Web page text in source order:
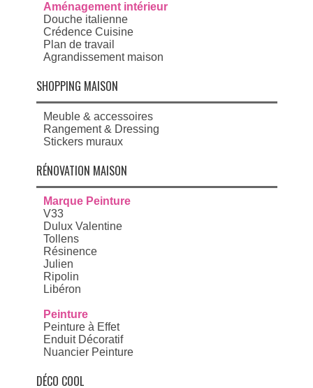
Aménagement intérieur
Douche italienne
Crédence Cuisine
Plan de travail
Agrandissement maison
SHOPPING MAISON
Meuble & accessoires
Rangement & Dressing
Stickers muraux
RÉNOVATION MAISON
Marque Peinture
V33
Dulux Valentine
Tollens
Résinence
Julien
Ripolin
Libéron
Peinture
Peinture à Effet
Enduit Décoratif
Nuancier Peinture
DÉCO COOL